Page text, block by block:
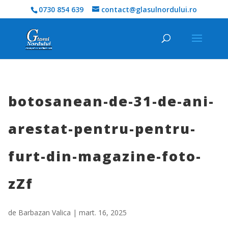
0730 854 639 contact@glasulnordului.ro
botosanean-de-31-de-ani-
arestat-pentru-pentru-
furt-din-magazine-foto-
zZf
de Barbazan Valica | mart. 16, 2025